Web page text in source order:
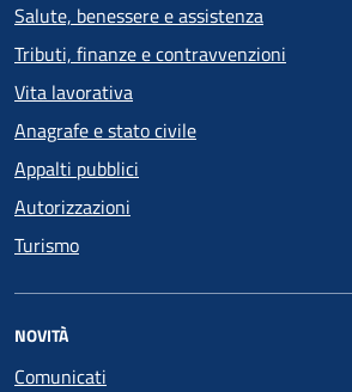
Salute, benessere e assistenza
Tributi, finanze e contravvenzioni
Vita lavorativa
Anagrafe e stato civile
Appalti pubblici
Autorizzazioni
Turismo
NOVITÀ
Comunicati